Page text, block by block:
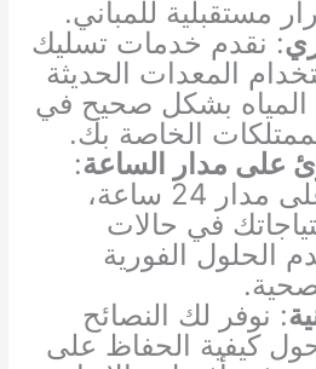
مستقبلية للمباني.
: نقدم خدمات تسليك
المعدات الحديثة
بشكل صحيح في
الخاصة بك.
على مدار الساعة:
فريقنا متاح على مدار 24 ساعة،
في حالات
الحلول الفورية
: نوفر لك النصائح
كيفية الحفاظ على